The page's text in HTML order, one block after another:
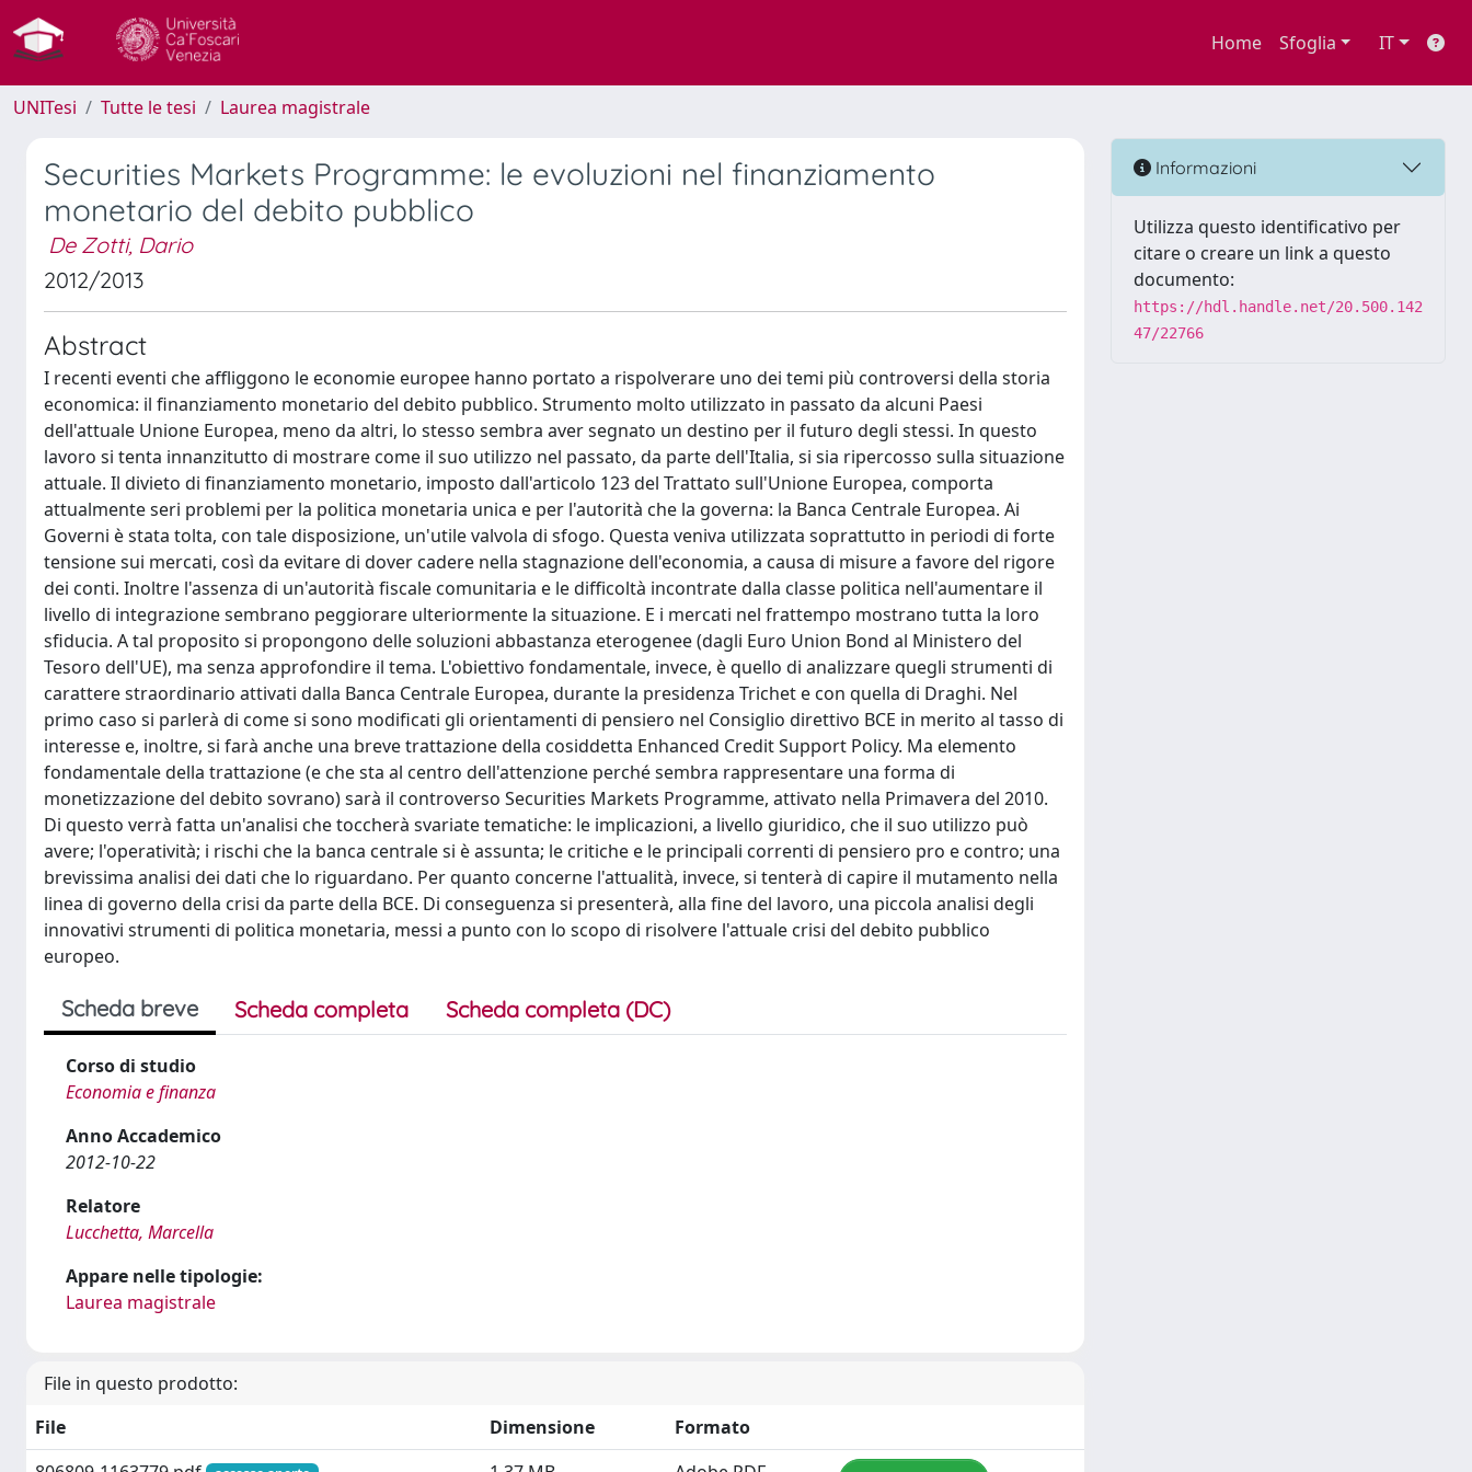
Home Sfoglia IT
UNITesi Tutte le tesi Laurea magistrale
Securities Markets Programme: le evoluzioni nel finanziamento
monetario del debito pubblico
De Zotti, Dario
2012/2013
Abstract
I recenti eventi che affliggono le economie europee hanno portato a rispolverare uno dei temi più controversi della storia
economica: il finanziamento monetario del debito pubblico. Strumento molto utilizzato in passato da alcuni Paesi
dell'attuale Unione Europea, meno da altri, lo stesso sembra aver segnato un destino per il futuro degli stessi. In questo
lavoro si tenta innanzitutto di mostrare come il suo utilizzo nel passato, da parte dell'Italia, si sia ripercosso sulla situazione
attuale. Il divieto di finanziamento monetario, imposto dall'articolo 123 del Trattato sull'Unione Europea, comporta
attualmente seri problemi per la politica monetaria unica e per l'autorità che la governa: la Banca Centrale Europea. Ai
Governi è stata tolta, con tale disposizione, un'utile valvola di sfogo. Questa veniva utilizzata soprattutto in periodi di forte
tensione sui mercati, così da evitare di dover cadere nella stagnazione dell'economia, a causa di misure a favore del rigore
dei conti. Inoltre l'assenza di un'autorità fiscale comunitaria e le difficoltà incontrate dalla classe politica nell'aumentare il
livello di integrazione sembrano peggiorare ulteriormente la situazione. E i mercati nel frattempo mostrano tutta la loro
sfiducia. A tal proposito si propongono delle soluzioni abbastanza eterogenee (dagli Euro Union Bond al Ministero del
Tesoro dell'UE), ma senza approfondire il tema. L'obiettivo fondamentale, invece, è quello di analizzare quegli strumenti di
carattere straordinario attivati dalla Banca Centrale Europea, durante la presidenza Trichet e con quella di Draghi. Nel
primo caso si parlerà di come si sono modificati gli orientamenti di pensiero nel Consiglio direttivo BCE in merito al tasso di
interesse e, inoltre, si farà anche una breve trattazione della cosiddetta Enhanced Credit Support Policy. Ma elemento
fondamentale della trattazione (e che sta al centro dell'attenzione perché sembra rappresentare una forma di
monetizzazione del debito sovrano) sarà il controverso Securities Markets Programme, attivato nella Primavera del 2010.
Di questo verrà fatta un'analisi che toccherà svariate tematiche: le implicazioni, a livello giuridico, che il suo utilizzo può
avere; l'operatività; i rischi che la banca centrale si è assunta; le critiche e le principali correnti di pensiero pro e contro; una
brevissima analisi dei dati che lo riguardano. Per quanto concerne l'attualità, invece, si tenterà di capire il mutamento nella
linea di governo della crisi da parte della BCE. Di conseguenza si presenterà, alla fine del lavoro, una piccola analisi degli
innovativi strumenti di politica monetaria, messi a punto con lo scopo di risolvere l'attuale crisi del debito pubblico
europeo.
Scheda breve Scheda completa Scheda completa (DC)
Corso di studio
Economia e finanza
Anno Accademico
2012-10-22
Relatore
Lucchetta, Marcella
Appare nelle tipologie:
Laurea magistrale
File in questo prodotto:
File
Dimensione
Formato
Informazioni
Utilizza questo identificativo per
citare o creare un link a questo
documento:
https://hdl.handle.net/20.500.142
47/22766